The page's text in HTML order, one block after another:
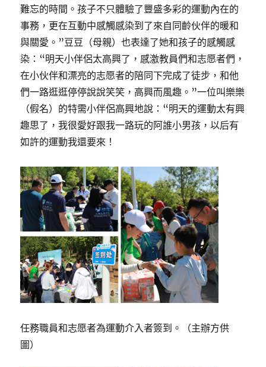
難忘的時間。孩子不只體驗了豐盛多彩的運動內在的
事務，更在互動中感觸感染到了來自同齡伙伴的暖和
與關愛。”豆豆（母親）也表達了她和孩子的感觸感
染：“明天小伴侶太高興了，感激教員們和志愿者們，
在小伙伴和漂亮的志愿者的陪同下完成了徒步，和他
們一路逛逛停停說說笑笑，高興而風趣。”一位叫樂樂
（假名）的特需小伴侶高興地說：“明天的運動太有興
趣思了，我很愛好跟我一路玩的阿誰小男孩，以后有
如許的運動我還要來！
任務職員和志愿者為運動介入者簽到。（主辦方供
圖）